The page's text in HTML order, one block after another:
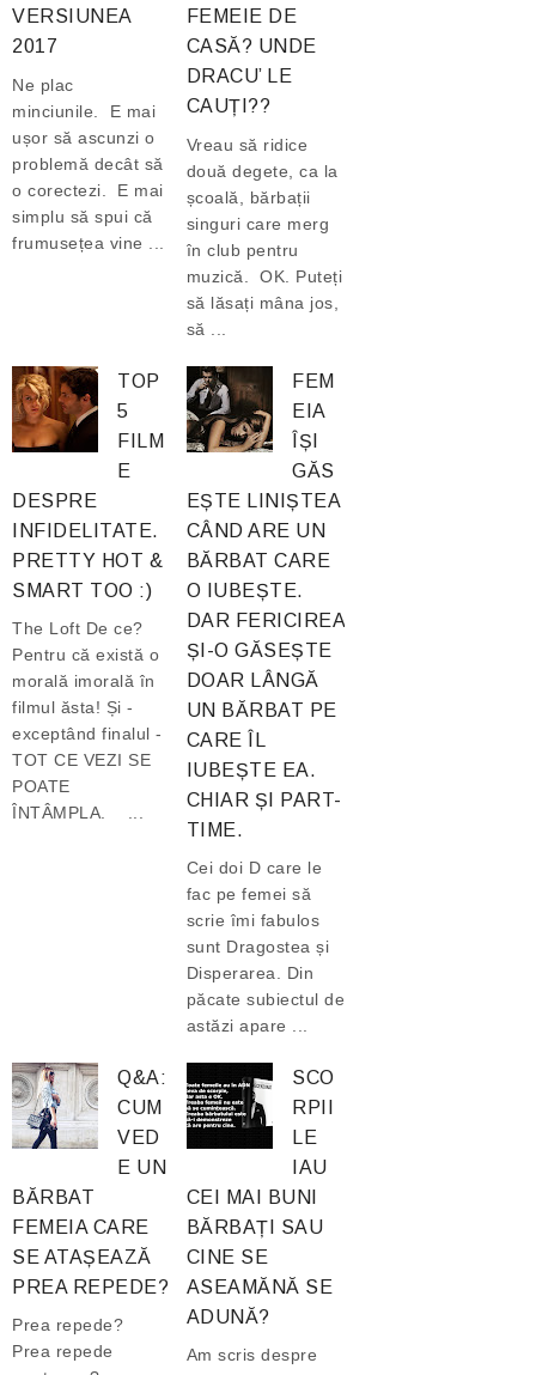
VERSIUNEA
2017
Ne plac
minciunile. E mai
ușor să ascunzi o
problemă decât să
o corectezi. E mai
simplu să spui că
frumusețea vine ...
FEMEIE DE
CASĂ? UNDE
DRACU’ LE
CAUȚI??
Vreau să ridice
două degete, ca la
școală, bărbații
singuri care merg
în club pentru
muzică. OK. Puteți
să lăsați mâna jos,
să ...
TOP
5
FILM
E
DESPRE
INFIDELITATE.
PRETTY HOT &
SMART TOO :)
The Loft De ce?
Pentru că există o
morală imorală în
filmul ăsta! Și -
exceptând finalul -
TOT CE VEZI SE
POATE
ÎNTÂMPLA. ...
FEM
EIA
ÎȘI
GĂS
EȘTE LINIȘTEA
CÂND ARE UN
BĂRBAT CARE
O IUBEȘTE.
DAR FERICIREA
ȘI-O GĂSEȘTE
DOAR LÂNGĂ
UN BĂRBAT PE
CARE ÎL
IUBEȘTE EA.
CHIAR ȘI PART-
TIME.
Cei doi D care le
fac pe femei să
scrie îmi fabulos
sunt Dragostea și
Disperarea. Din
păcate subiectul de
astăzi apare ...
Q&A:
CUM
VED
E UN
BĂRBAT
FEMEIA CARE
SE ATAȘEAZĂ
PREA REPEDE?
Prea repede?
Prea repede
SCO
RPII
LE
IAU
CEI MAI BUNI
BĂRBAȚI SAU
CINE SE
ASEAMĂNĂ SE
ADUNĂ?
Am scris despre